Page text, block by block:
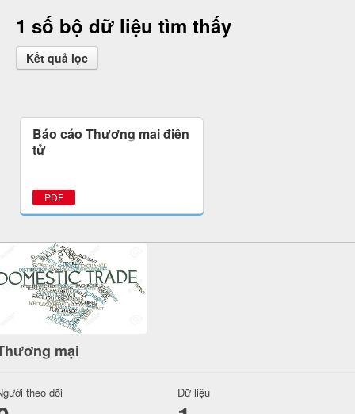
1 số bộ dữ liệu tìm thấy
Kết quả lọc
Báo cáo Thương mại điện
tử
PDF
mại
theo dõi Dữ liệu